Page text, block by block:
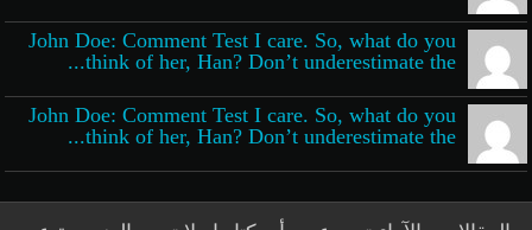
John Doe: Comment Test I care. So, what do you
think of her, Han? Don’t underestimate the...
John Doe: Comment Test I care. So, what do you
think of her, Han? Don’t underestimate the...